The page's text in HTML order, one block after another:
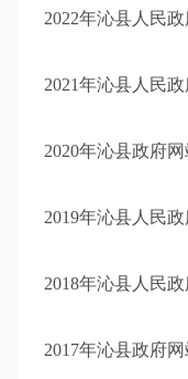
2022年沁县人民
2021年沁县人民
2020年沁县政府
2019年沁县人民
2018年沁县人民
2017年沁县政府